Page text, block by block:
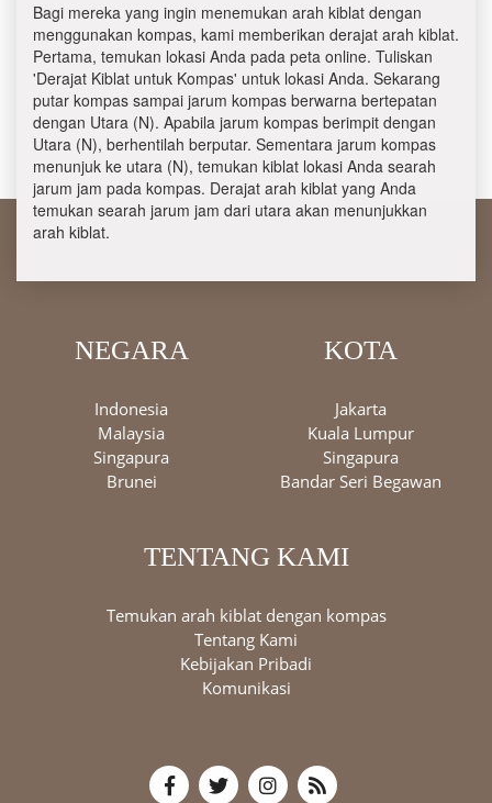
Bagi mereka yang ingin menemukan arah kiblat dengan
menggunakan kompas, kami memberikan derajat arah kiblat.
Pertama, temukan lokasi Anda pada peta online. Tuliskan
'Derajat Kiblat untuk Kompas' untuk lokasi Anda. Sekarang
putar kompas sampai jarum kompas berwarna bertepatan
dengan Utara (N). Apabila jarum kompas berimpit dengan
Utara (N), berhentilah berputar. Sementara jarum kompas
menunjuk ke utara (N), temukan kiblat lokasi Anda searah
jarum jam pada kompas. Derajat arah kiblat yang Anda
temukan searah jarum jam dari utara akan menunjukkan
arah kiblat.
NEGARA
Indonesia
Malaysia
Singapura
Brunei
KOTA
Jakarta
Kuala Lumpur
Singapura
Bandar Seri Begawan
TENTANG KAMI
Temukan arah kiblat dengan kompas
Tentang Kami
Kebijakan Pribadi
Komunikasi